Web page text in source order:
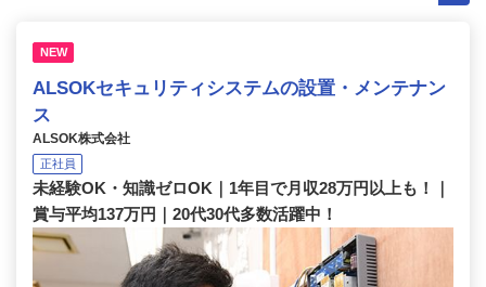
NEW
ALSOKセキュリティシステムの設置・メンテナン
ス
ALSOK株式会社
正社員
未経験OK・知識ゼロOK｜1年目で月収28万円以上も！｜
賞与平均137万円｜20代30代多数活躍中！